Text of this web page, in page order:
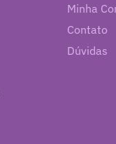
Minha
Contato
Dúvidas